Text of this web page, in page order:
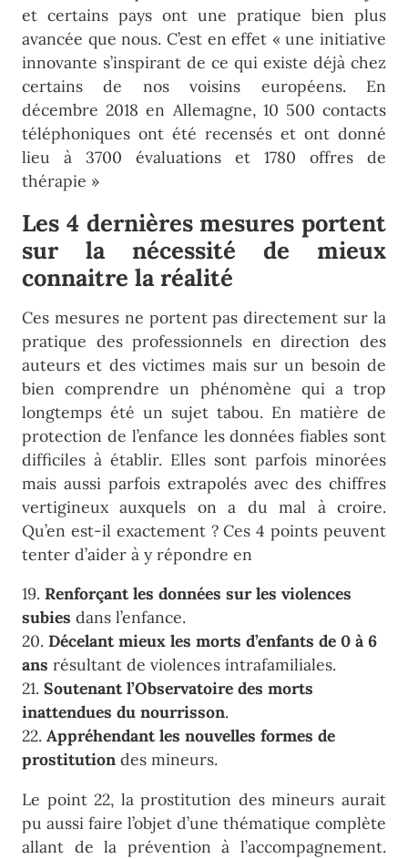
et certains pays ont une pratique bien plus
avancée que nous. C’est en effet « une initiative
innovante s’inspirant de ce qui existe déjà chez
certains de nos voisins européens. En
décembre 2018 en Allemagne, 10 500 contacts
téléphoniques ont été recensés et ont donné
lieu à 3700 évaluations et 1780 offres de
thérapie »
Les 4 dernières mesures portent
sur la nécessité de mieux
connaitre la réalité
Ces mesures ne portent pas directement sur la
pratique des professionnels en direction des
auteurs et des victimes mais sur un besoin de
bien comprendre un phénomène qui a trop
longtemps été un sujet tabou. En matière de
protection de l’enfance les données fiables sont
difficiles à établir. Elles sont parfois minorées
mais aussi parfois extrapolés avec des chiffres
vertigineux auxquels on a du mal à croire.
Qu’en est-il exactement ? Ces 4 points peuvent
tenter d’aider à y répondre en
19. Renforçant les données sur les violences
subies dans l’enfance.
20. Décelant mieux les morts d’enfants de 0 à 6
ans résultant de violences intrafamiliales.
21. Soutenant l’Observatoire des morts
inattendues du nourrisson.
22. Appréhendant les nouvelles formes de
prostitution des mineurs.
Le point 22, la prostitution des mineurs aurait
pu aussi faire l’objet d’une thématique complète
allant de la prévention à l’accompagnement.